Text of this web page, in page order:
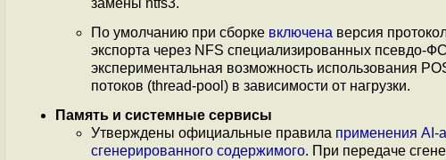
По умолчанию при сборке включена версия
экспорта через NFS специализированных псевдо-
экспериментальная возможность использования
потоков (thread-pool) в зависимости от нагрузки.
Память и системные сервисы
Утверждены официальные правила применения AI-
сгенерированного содержимого. При передаче